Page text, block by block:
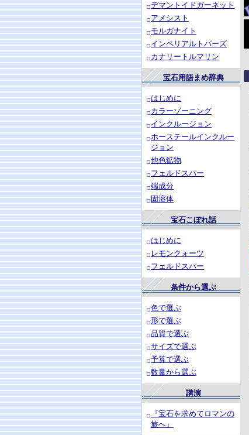
デマントイドガーネット
アメシスト
モルガナイト
インペリアルトパーズ
カナリートルマリン
宝石用語まめ辞典
はじめに
カラーゾーニング
インクルージョン
ホーステールインクルー
ジョン
他色鉱物
フェルドスパー
端成分
固溶体
宝石こぼれ話
はじめに
レモンクォーツ
フェルドスパー
条件から選ぶ
色で選ぶ
形で選ぶ
品質で選ぶ
サイズで選ぶ
予算で選ぶ
数量から選ぶ
講演
『宝石を求めてロマンの
旅へ』